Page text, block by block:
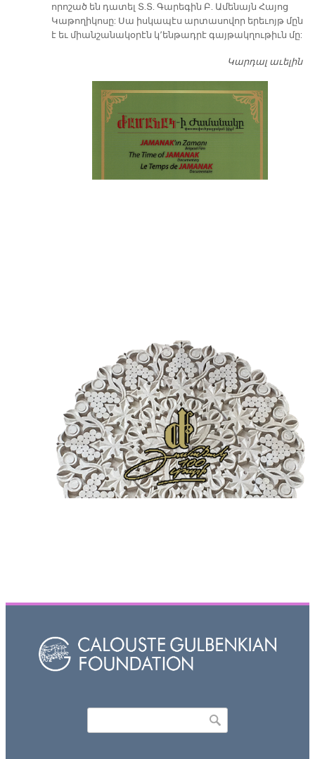
որոշած են դատել Տ.Տ. Գարեգին Բ. Ամենայն Հայոց
Կաթողիկոսը: Սա իսկապէս արտասովոր երեւոյթ մըն
է եւ միանշանակօրէն կ՚ենթադրէ գայթակղութիւն մը:
Կարդալ աւելին